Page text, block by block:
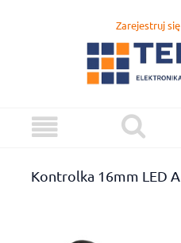
Zarejestruj się
Kontrolka 16mm LED